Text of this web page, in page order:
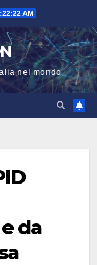
AM
nel mondo
da